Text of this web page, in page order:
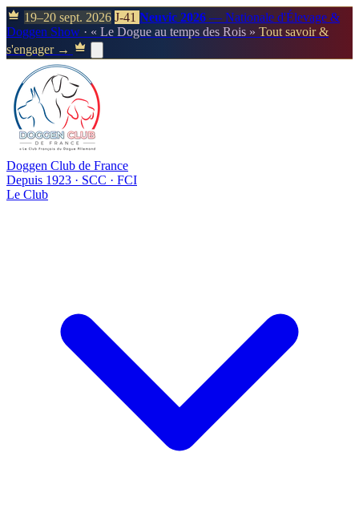
19–20 sept. 2026 J-41 Neuvic 2026 — Nationale d'Élevage &
Doggen Show · « Le Dogue au temps des Rois » Tout savoir &
s'engager →
Doggen Club de France
Depuis 1923 · SCC · FCI
Le Club